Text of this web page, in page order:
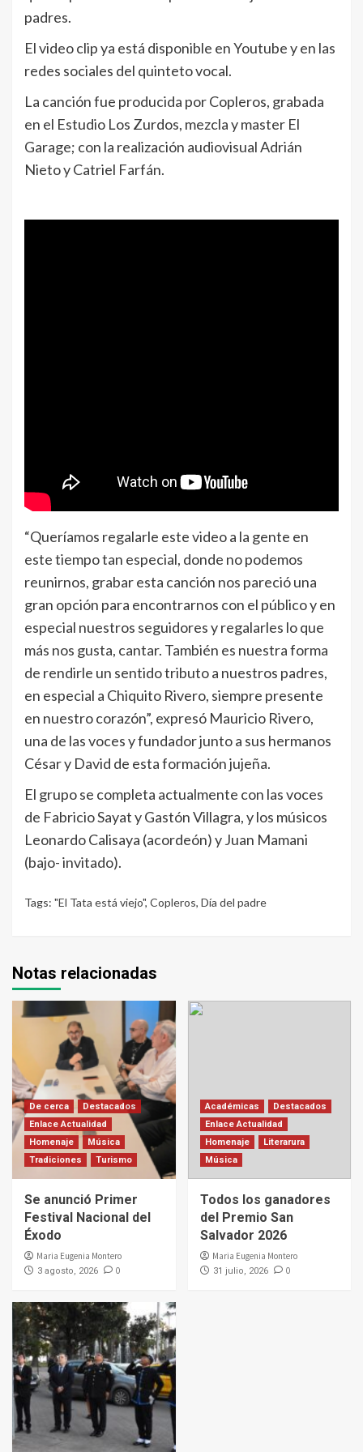
padres.
El video clip ya está disponible en Youtube y en las
redes sociales del quinteto vocal.
La canción fue producida por Copleros, grabada
en el Estudio Los Zurdos, mezcla y master El
Garage; con la realización audiovisual Adrián
Nieto y Catriel Farfán.
“Queríamos regalarle este video a la gente en
este tiempo tan especial, donde no podemos
reunirnos, grabar esta canción nos pareció una
gran opción para encontrarnos con el público y en
especial nuestros seguidores y regalarles lo que
más nos gusta, cantar. También es nuestra forma
de rendirle un sentido tributo a nuestros padres,
en especial a Chiquito Rivero, siempre presente
en nuestro corazón”, expresó Mauricio Rivero,
una de las voces y fundador junto a sus hermanos
César y David de esta formación jujeña.
El grupo se completa actualmente con las voces
de Fabricio Sayat y Gastón Villagra, y los músicos
Leonardo Calisaya (acordeón) y Juan Mamani
(bajo- invitado).
Tags: "El Tata está viejo", Copleros, Día del padre
Notas relacionadas
De cerca
Destacados
Enlace Actualidad
Homenaje
Música
Tradiciones
Turismo
Se anunció Primer
Festival Nacional del
Éxodo
Maria Eugenia Montero
3 agosto, 2026 0
Académicas
Destacados
Enlace Actualidad
Homenaje
Literarura
Música
Todos los ganadores
del Premio San
Salvador 2026
Maria Eugenia Montero
31 julio, 2026 0